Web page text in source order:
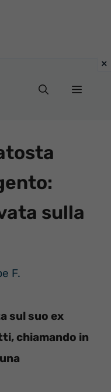
Menu
sulla
F.
sul suo ex
chiamando in